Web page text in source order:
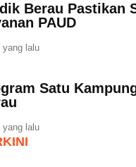
Berau Pastikan
PAUD
yang lalu
Satu
yang lalu